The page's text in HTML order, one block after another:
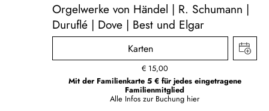
Orgelwerke von Händel | R. Schumann |
Duruflé | Dove | Best und Elgar
Karten
€ 15,00
Mit der Familienkarte 5 € für jedes eingetragene
Familienmitglied
Alle Infos zur Buchung hier